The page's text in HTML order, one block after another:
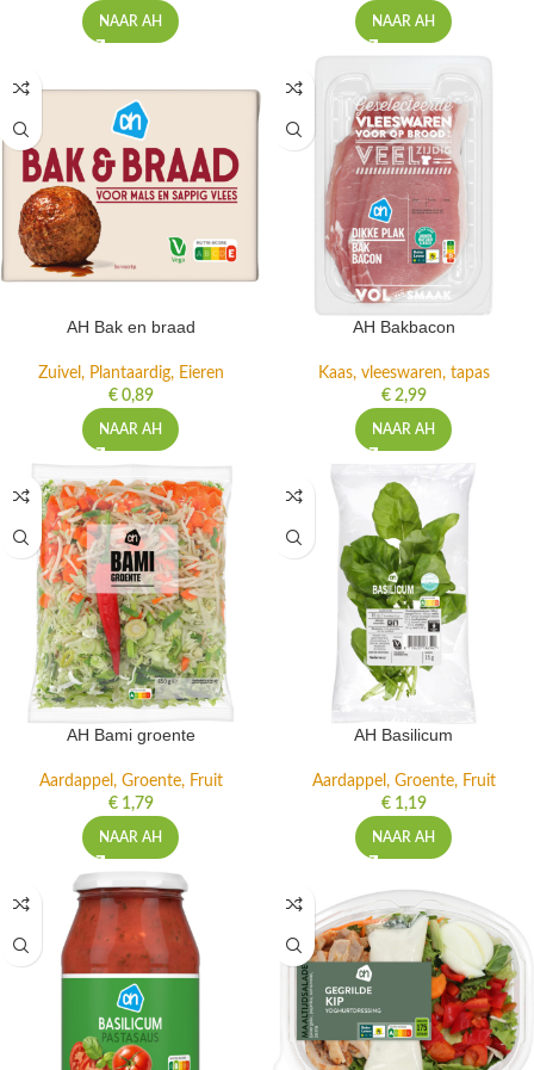
NAAR AH NAAR AH
AH Bak en braad
Zuivel, Plantaardig, Eieren
€0,89
NAAR AH
AH Bakbacon
Kaas, vleeswaren, tapas
€2,99
NAAR AH
AH Bami groente
Aardappel, Groente, Fruit
€1,79
NAAR AH
AH Basilicum
Aardappel, Groente, Fruit
€1,19
NAAR AH